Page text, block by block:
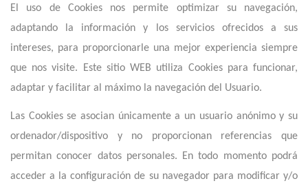
El uso de Cookies nos permite optimizar su navegación,
adaptando la información y los servicios ofrecidos a sus
intereses, para proporcionarle una mejor experiencia siempre
que nos visite. Este sitioWEB utiliza Cookies para funcionar,
adaptar y facilitar al máximo la navegación del Usuario.
Las Cookies se asocian únicamente a un usuario anónimo y su
ordenador/dispositivo y no proporcionan referencias que
permitan conocer datos personales. En todo momento podrá
acceder a la configuración de su navegador para modificar y/o